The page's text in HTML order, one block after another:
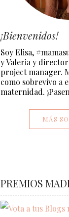
¡Bienvenidos!
Soy Elisa,
y Valeria y
project manager.
como sobrevivo a
maternidad.
MÁS
PREMIOS